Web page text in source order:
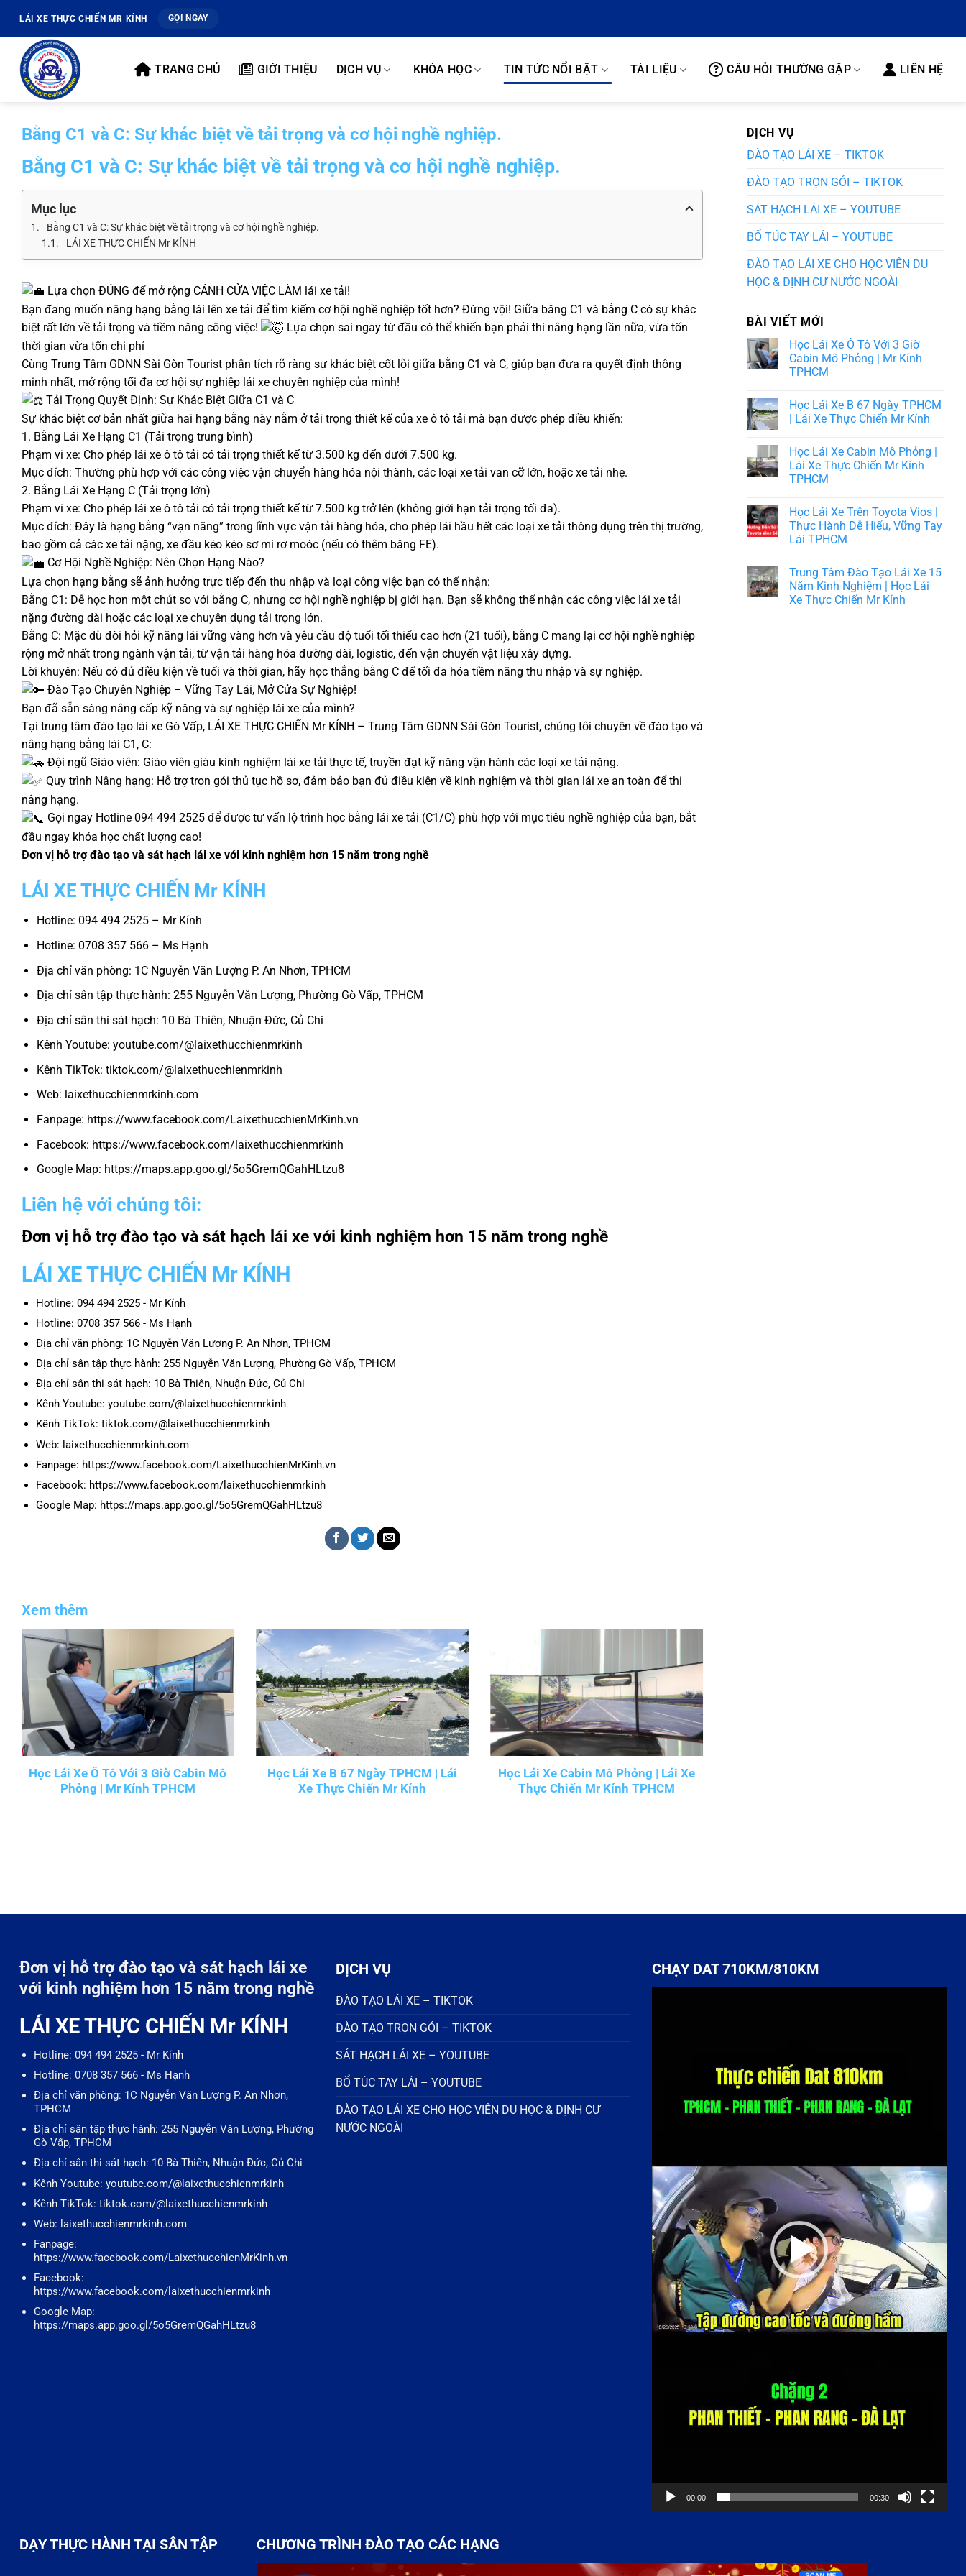
dung
LÁI XE THỰC CHIẾN MR KÍNH GỌI NGAY
TRANG CHỦ GIỚI THIỆU DỊCH VỤ KHÓA HỌC TIN TỨC NỔI BẬT TÀI LIỆU CÂU HỎI THƯỜNG GẶP LIÊN HỆ
Bằng C1 và C: Sự khác biệt về tải trọng và cơ hội nghề nghiệp.
Bằng C1 và C: Sự khác biệt về tải trọng và cơ hội nghề nghiệp.
Mục lục
Bằng C1 và C: Sự khác biệt về tải trọng và cơ hội nghề nghiệp.
LÁI XE THỰC CHIẾN Mr KÍNH
Lựa chọn ĐÚNG để mở rộng CÁNH CỬA VIỆC LÀM lái xe tải!
Bạn đang muốn nâng hạng bằng lái lên xe tải để tìm kiếm cơ hội nghề nghiệp tốt hơn? Đừng vội! Giữa bằng C1 và bằng C có sự khác
biệt rất lớn về tải trọng và tiềm năng công việc!
Lựa chọn sai ngay từ đầu có thể khiến bạn phải thi nâng hạng lần nữa, vừa tốn
thời gian vừa tốn chi phí
Cùng Trung Tâm GDNN Sài Gòn Tourist phân tích rõ ràng sự khác biệt cốt lõi giữa bằng C1 và C, giúp bạn đưa ra quyết định thông
minh nhất, mở rộng tối đa cơ hội sự nghiệp lái xe chuyên nghiệp của mình!
Tải Trọng Quyết Định: Sự Khác Biệt Giữa C1 và C
Sự khác biệt cơ bản nhất giữa hai hạng bằng này nằm ở tải trọng thiết kế của xe ô tô tải mà bạn được phép điều khiển:
1. Bằng Lái Xe Hạng C1 (Tải trọng trung bình)
Phạm vi xe: Cho phép lái xe ô tô tải có tải trọng thiết kế từ 3.500 kg đến dưới 7.500 kg.
Mục đích: Thường phù hợp với các công việc vận chuyển hàng hóa nội thành, các loại xe tải van cỡ lớn, hoặc xe tải nhẹ.
2. Bằng Lái Xe Hạng C (Tải trọng lớn)
Phạm vi xe: Cho phép lái xe ô tô tải có tải trọng thiết kế từ 7.500 kg trở lên (không giới hạn tải trọng tối đa).
Mục đích: Đây là hạng bằng “vạn năng” trong lĩnh vực vận tải hàng hóa, cho phép lái hầu hết các loại xe tải thông dụng trên thị trường,
bao gồm cả các xe tải nặng, xe đầu kéo kéo sơ mi rơ moóc (nếu có thêm bằng FE).
Cơ Hội Nghề Nghiệp: Nên Chọn Hạng Nào?
Lựa chọn hạng bằng sẽ ảnh hưởng trực tiếp đến thu nhập và loại công việc bạn có thể nhận:
Bằng C1: Dễ học hơn một chút so với bằng C, nhưng cơ hội nghề nghiệp bị giới hạn. Bạn sẽ không thể nhận các công việc lái xe tải
nặng đường dài hoặc các loại xe chuyên dụng tải trọng lớn.
Bằng C: Mặc dù đòi hỏi kỹ năng lái vững vàng hơn và yêu cầu độ tuổi tối thiểu cao hơn (21 tuổi), bằng C mang lại cơ hội nghề nghiệp
rộng mở nhất trong ngành vận tải, từ vận tải hàng hóa đường dài, logistic, đến vận chuyển vật liệu xây dựng.
Lời khuyên: Nếu có đủ điều kiện về tuổi và thời gian, hãy học thẳng bằng C để tối đa hóa tiềm năng thu nhập và sự nghiệp.
Đào Tạo Chuyên Nghiệp – Vững Tay Lái, Mở Cửa Sự Nghiệp!
Bạn đã sẵn sàng nâng cấp kỹ năng và sự nghiệp lái xe của mình?
Tại trung tâm đào tạo lái xe Gò Vấp, LÁI XE THỰC CHIẾN Mr KÍNH – Trung Tâm GDNN Sài Gòn Tourist, chúng tôi chuyên về đào tạo và
nâng hạng bằng lái C1, C:
Đội ngũ Giáo viên: Giáo viên giàu kinh nghiệm lái xe tải thực tế, truyền đạt kỹ năng vận hành các loại xe tải nặng.
Quy trình Nâng hạng: Hỗ trợ trọn gói thủ tục hồ sơ, đảm bảo bạn đủ điều kiện về kinh nghiệm và thời gian lái xe an toàn để thi
nâng hạng.
Gọi ngay Hotline 094 494 2525 để được tư vấn lộ trình học bằng lái xe tải (C1/C) phù hợp với mục tiêu nghề nghiệp của bạn, bắt
đầu ngay khóa học chất lượng cao!
Đơn vị hỗ trợ đào tạo và sát hạch lái xe với kinh nghiệm hơn 15 năm trong nghề
LÁI XE THỰC CHIẾN Mr KÍNH
Hotline: 094 494 2525 – Mr Kính
Hotline: 0708 357 566 – Ms Hạnh
Địa chỉ văn phòng: 1C Nguyễn Văn Lượng P. An Nhơn, TPHCM
Địa chỉ sân tập thực hành: 255 Nguyễn Văn Lượng, Phường Gò Vấp, TPHCM
Địa chỉ sân thi sát hạch: 10 Bà Thiên, Nhuận Đức, Củ Chi
Kênh Youtube: youtube.com/@laixethucchienmrkinh
Kênh TikTok: tiktok.com/@laixethucchienmrkinh
Web: laixethucchienmrkinh.com
Fanpage: https://www.facebook.com/LaixethucchienMrKinh.vn
Facebook: https://www.facebook.com/laixethucchienmrkinh
Google Map: https://maps.app.goo.gl/5o5GremQGahHLtzu8
Liên hệ với chúng tôi:
Đơn vị hỗ trợ đào tạo và sát hạch lái xe với kinh nghiệm hơn 15 năm trong nghề
LÁI XE THỰC CHIẾN Mr KÍNH
Hotline: 094 494 2525 - Mr Kính
Hotline: 0708 357 566 - Ms Hạnh
Địa chỉ văn phòng: 1C Nguyễn Văn Lượng P. An Nhơn, TPHCM
Địa chỉ sân tập thực hành: 255 Nguyễn Văn Lượng, Phường Gò Vấp, TPHCM
Địa chỉ sân thi sát hạch: 10 Bà Thiên, Nhuận Đức, Củ Chi
Kênh Youtube: youtube.com/@laixethucchienmrkinh
Kênh TikTok: tiktok.com/@laixethucchienmrkinh
Web: laixethucchienmrkinh.com
Fanpage: https://www.facebook.com/LaixethucchienMrKinh.vn
Facebook: https://www.facebook.com/laixethucchienmrkinh
Google Map: https://maps.app.goo.gl/5o5GremQGahHLtzu8
Xem thêm
Học Lái Xe Ô Tô Với 3 Giờ Cabin Mô
Phỏng | Mr Kính TPHCM
Học Lái Xe B 67 Ngày TPHCM | Lái
Xe Thực Chiến Mr Kính
Học Lái Xe Cabin Mô Phỏng | Lái Xe
Thực Chiến Mr Kính TPHCM
DỊCH VỤ
ĐÀO TẠO LÁI XE – TIKTOK
ĐÀO TẠO TRỌN GÓI – TIKTOK
SÁT HẠCH LÁI XE – YOUTUBE
BỔ TÚC TAY LÁI – YOUTUBE
ĐÀO TẠO LÁI XE CHO HỌC VIÊN DU
HỌC & ĐỊNH CƯ NƯỚC NGOÀI
BÀI VIẾT MỚI
Học Lái Xe Ô Tô Với 3 Giờ
Cabin Mô Phỏng | Mr Kính
TPHCM
Học Lái Xe B 67 Ngày TPHCM
| Lái Xe Thực Chiến Mr Kính
Học Lái Xe Cabin Mô Phỏng |
Lái Xe Thực Chiến Mr Kính
TPHCM
Học Lái Xe Trên Toyota Vios |
Thực Hành Dễ Hiểu, Vững Tay
Lái TPHCM
Trung Tâm Đào Tạo Lái Xe 15
Năm Kinh Nghiệm | Học Lái
Xe Thực Chiến Mr Kính
Đơn vị hỗ trợ đào tạo và sát hạch lái xe
với kinh nghiệm hơn 15 năm trong nghề
LÁI XE THỰC CHIẾN Mr KÍNH
Hotline: 094 494 2525 - Mr Kính
Hotline: 0708 357 566 - Ms Hạnh
Địa chỉ văn phòng: 1C Nguyễn Văn Lượng P. An Nhơn,
TPHCM
Địa chỉ sân tập thực hành: 255 Nguyễn Văn Lượng, Phường
Gò Vấp, TPHCM
Địa chỉ sân thi sát hạch: 10 Bà Thiên, Nhuận Đức, Củ Chi
Kênh Youtube: youtube.com/@laixethucchienmrkinh
Kênh TikTok: tiktok.com/@laixethucchienmrkinh
Web: laixethucchienmrkinh.com
Fanpage:
https://www.facebook.com/LaixethucchienMrKinh.vn
Facebook:
https://www.facebook.com/laixethucchienmrkinh
Google Map:
https://maps.app.goo.gl/5o5GremQGahHLtzu8
DỊCH VỤ
ĐÀO TẠO LÁI XE – TIKTOK
ĐÀO TẠO TRỌN GÓI – TIKTOK
SÁT HẠCH LÁI XE – YOUTUBE
BỔ TÚC TAY LÁI – YOUTUBE
ĐÀO TẠO LÁI XE CHO HỌC VIÊN DU HỌC & ĐỊNH CƯ
NƯỚC NGOÀI
CHẠY DAT 710KM/810KM
00:00 00:30
DẠY THỰC HÀNH TẠI SÂN TẬP CHƯƠNG TRÌNH ĐÀO TẠO CÁC HẠNG